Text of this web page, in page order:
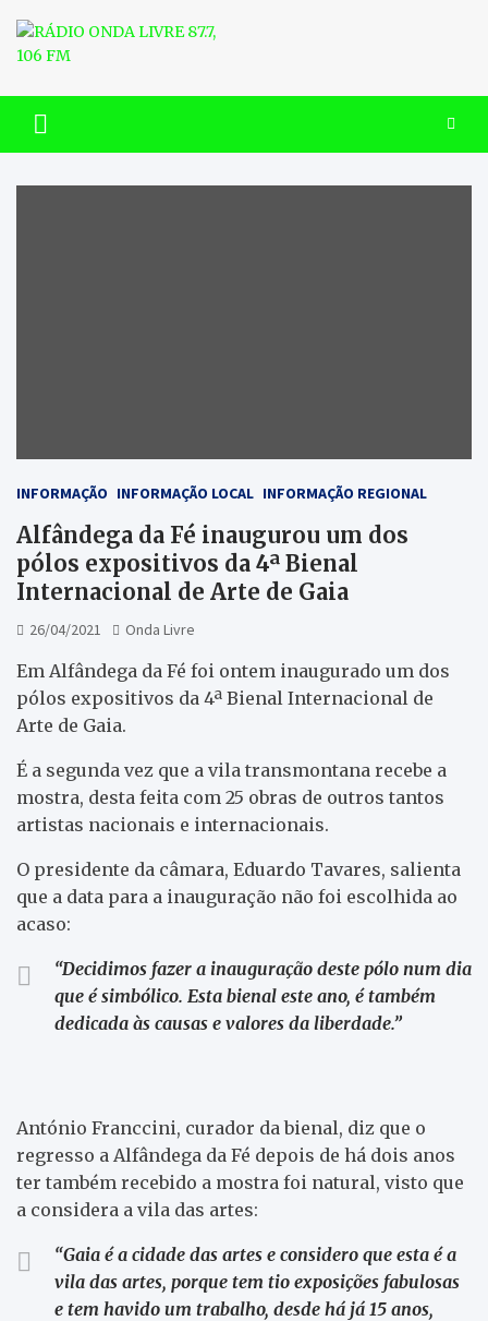
content
RÁDIO ONDA LIVRE 87.7, 106
FM
INFORMAÇÃO INFORMAÇÃO LOCAL INFORMAÇÃO REGIONAL
Alfândega da Fé inaugurou um dos
pólos expositivos da 4ª Bienal
Internacional de Arte de Gaia
26/04/2021 Onda Livre
Em Alfândega da Fé foi ontem inaugurado um dos
pólos expositivos da 4ª Bienal Internacional de
Arte de Gaia.
É a segunda vez que a vila transmontana recebe a
mostra, desta feita com 25 obras de outros tantos
artistas nacionais e internacionais.
O presidente da câmara, Eduardo Tavares, salienta
que a data para a inauguração não foi escolhida ao
acaso:
“Decidimos fazer a inauguração deste pólo num dia
que é simbólico. Esta bienal este ano, é também
dedicada às causas e valores da liberdade.”
António Franccini, curador da bienal, diz que o
regresso a Alfândega da Fé depois de há dois anos
ter também recebido a mostra foi natural, visto que
a considera a vila das artes:
“Gaia é a cidade das artes e considero que esta é a
vila das artes, porque tem tio exposições fabulosas
e tem havido um trabalho, desde há já 15 anos,